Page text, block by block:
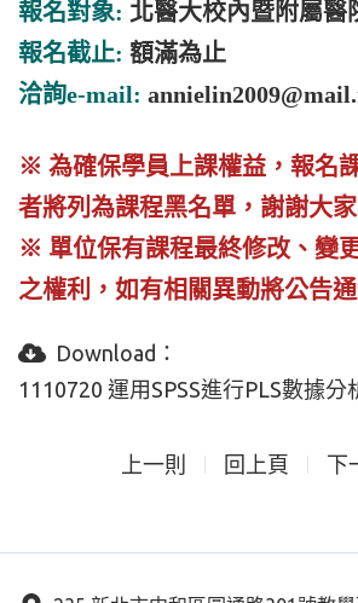
報名對象: 北醫大校內暨附屬醫
報名截止: 額滿為止
洽詢e-mail:
※ 為確保學員上課權益，報名
者將列為課程黑名單，謝謝大家
※ 單位保有課程最終修改、變
之權利，如有相關異動將公告通
Download：
1110720 運用SPSS進行PLS數據
上一則 回上頁 下